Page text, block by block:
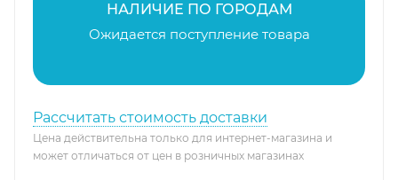
НАЛИЧИЕ ПО ГОРОДАМ
Ожидается поступление товара
Рассчитать стоимость доставки
Цена действительна только для интернет-магазина и
может отличаться от цен в розничных магазинах